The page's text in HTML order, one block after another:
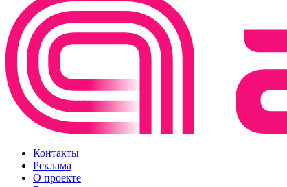
Контакты
Реклама
О проекте